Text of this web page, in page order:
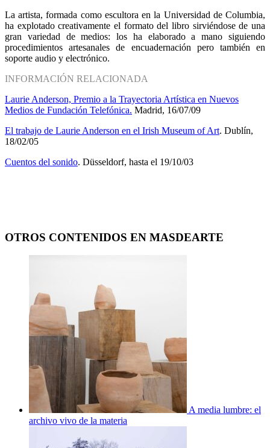
La artista, formada como escultora en la Universidad de Columbia,
ha explotado creativamente el formato del libro sirviéndose de una
gran variedad de medios: los ha elaborado a mano siguiendo
procedimientos artesanales de encuadernación pero también en
soporte audio y electrónico.
INFORMACIÓN RELACIONADA
Laurie Anderson, Premio a la Trayectoria Artística en Nuevos
Medios de Fundación Telefónica. Madrid, 16/07/09
El trabajo de Laurie Anderson en el Irish Museum of Art. Dublín,
18/02/05
Cuentos del sonido. Düsseldorf, hasta el 19/10/03
OTROS CONTENIDOS EN MASDEARTE
A media lumbre: el
archivo vivo de la materia